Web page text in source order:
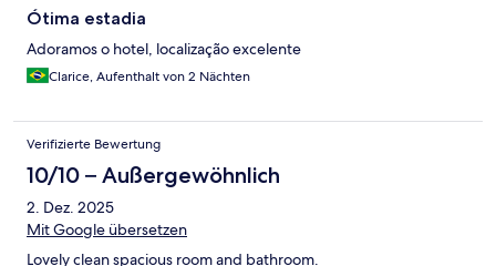
Ótima estadia
Adoramos o hotel, localização excelente
Clarice, Aufenthalt von 2 Nächten
Verifizierte Bewertung
10/10 – Außergewöhnlich
2. Dez. 2025
Mit Google übersetzen
Lovely clean spacious room and bathroom.